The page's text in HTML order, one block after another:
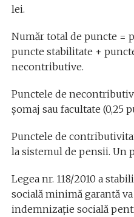
lei.
Număr total de puncte =
puncte stabilitate +
necontributive.
Punctele de
șomaj sau facultate (0,25
Punctele de
la sistemul de pensii. Un
Legea nr. 118/2010 a
socială minimă garantă
indemnizație socială